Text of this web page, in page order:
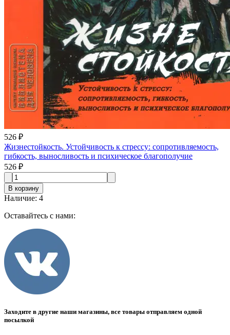
526 ₽
Жизнестойкость. Устойчивость к стрессу: сопротивляемость,
гибкость, выносливость и психическое благополучие
526 ₽
В корзину
Наличие: 4
Оставайтесь с нами:
Заходите в другие наши магазины, все товары отправляем одной
посылкой